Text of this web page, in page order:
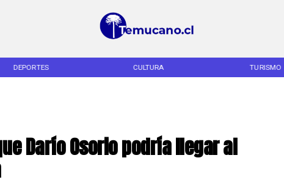
DEPORTES CULTURA TURISMO
Darío Osorio podría llegar al